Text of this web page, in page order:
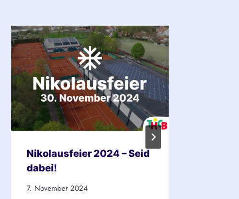
Nikolausfeier 2024 – Seid
dabei!
7. November 2024